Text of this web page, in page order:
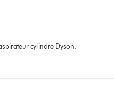
dans les
cylindre Dyson.